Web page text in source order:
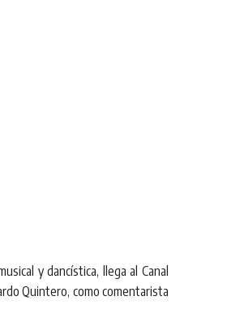
y dancística, llega al Canal
Quintero, como comentarista